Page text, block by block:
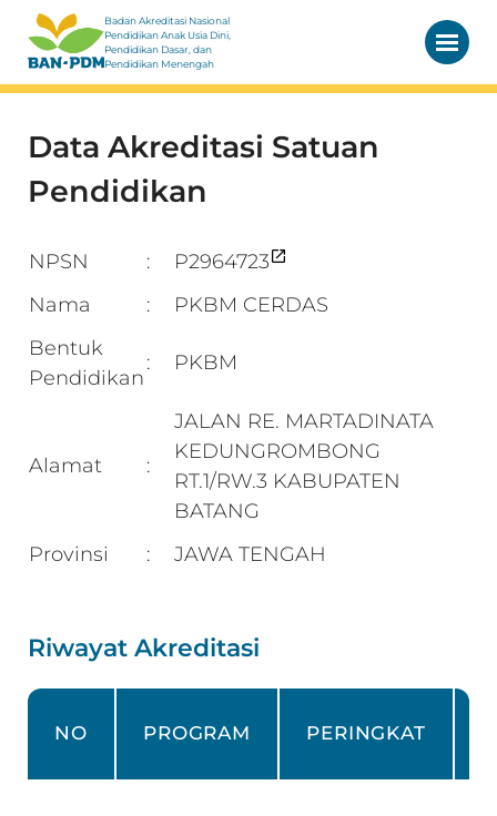
Badan Akreditasi Nasional
Pendidikan Anak Usia Dini,
Pendidikan Dasar, dan
Pendidikan Menengah
Data Akreditasi Satuan
Pendidikan
NPSN :
P2964723
Nama
:
PKBM CERDAS
Bentuk
Pendidikan
: PKBM
Alamat :
JALAN RE. MARTADINATA
KEDUNGROMBONG
RT.1/RW.3 KABUPATEN
BATANG
Provinsi
: JAWA TENGAH
Riwayat Akreditasi
NO PROGRAM PERINGKAT